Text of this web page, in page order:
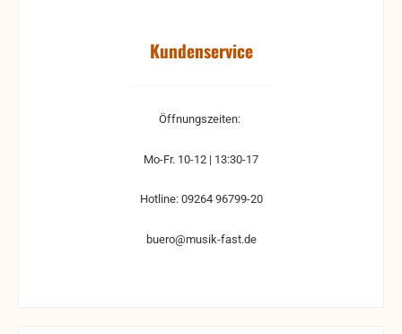
Kundenservice
Öffnungszeiten:
Mo-Fr. 10-12 | 13:30-17
Hotline: 09264 96799-20
buero@musik-fast.de